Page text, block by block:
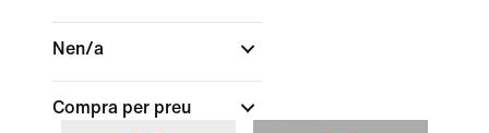
Nen/a
Compra per preu